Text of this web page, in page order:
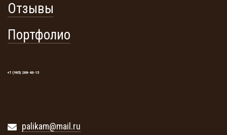
Отзывы
Портфолио
+7 (985) 288-40-15
palikam@mail.ru